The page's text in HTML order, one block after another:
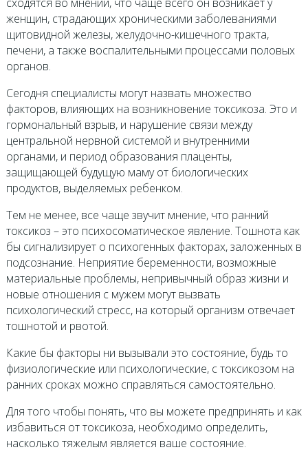
женщин, страдающих хроническими заболеваниями
щитовидной железы, желудочно-кишечного тракта,
печени, а также воспалительными процессами половых
органов.
Сегодня специалисты могут назвать множество
факторов, влияющих на возникновение токсикоза. Это и
гормональный взрыв, и нарушение связи между
центральной нервной системой и внутренними
органами, и период образования плаценты,
защищающей будущую маму от биологических
продуктов, выделяемых ребенком.
Тем не менее, все чаще звучит мнение, что ранний
токсикоз – это психосоматическое явление. Тошнота как
бы сигнализирует о психогенных факторах, заложенных в
подсознание. Неприятие беременности, возможные
материальные проблемы, непривычный образ жизни и
новые отношения с мужем могут вызвать
психологический стресс, на который организм отвечает
тошнотой и рвотой.
Какие бы факторы ни вызывали это состояние, будь то
физиологические или психологические, с токсикозом на
ранних сроках можно справляться самостоятельно.
Для того чтобы понять, что вы можете предпринять и как
избавиться от токсикоза, необходимо определить,
насколько тяжелым является ваше состояние.